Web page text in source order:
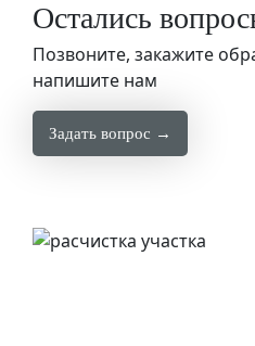
Остались
Позвоните, закажите
напишите нам
Задать вопрос →